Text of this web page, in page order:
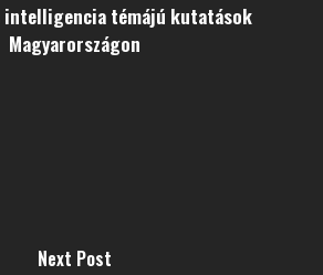
intelligencia témájú kutatások
Magyarországon
Next Post